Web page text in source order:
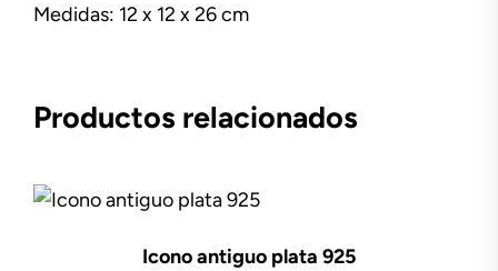
Medidas: 12 x 12 x 26 cm
Productos relacionados
Icono antiguo plata 925